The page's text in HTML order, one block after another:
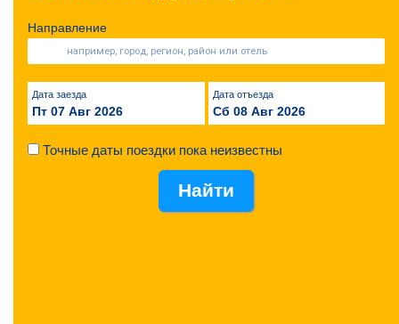
Направление
Дата заезда
Пт 07 Авг 2026
Дата отъезда
Сб 08 Авг 2026
Точные даты поездки пока неизвестны